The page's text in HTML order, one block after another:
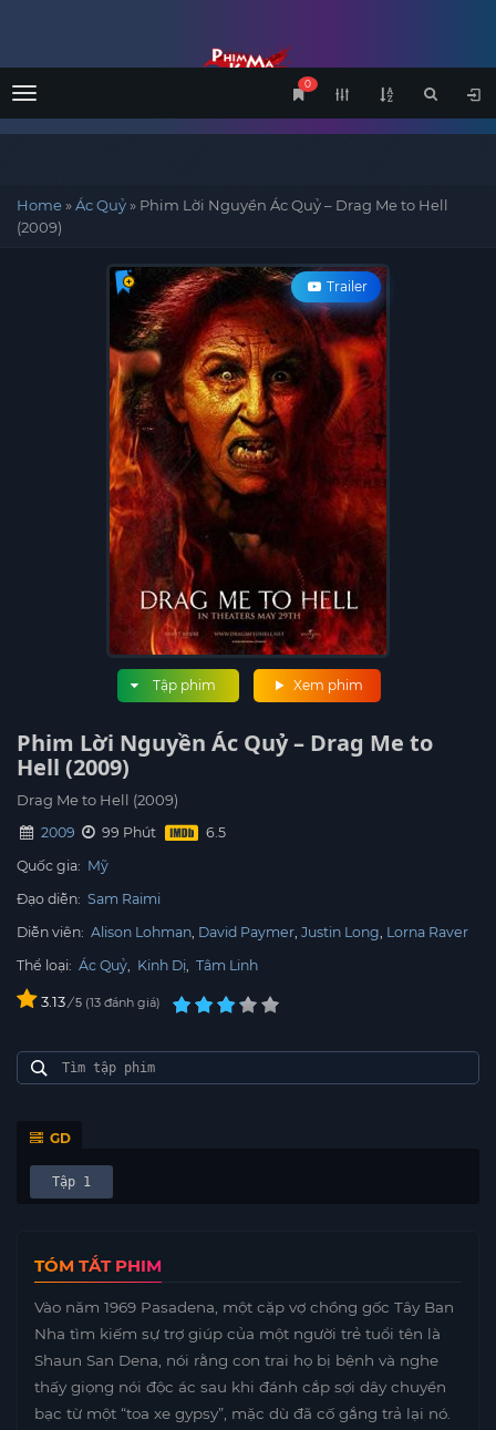
Menu
0
Home»Ác Quỷ» Phim Lời Nguyền Ác Quỷ – Drag Me to Hell
(2009)
Trailer
Xem phim
Tập phim
Phim Lời Nguyền Ác Quỷ – Drag Me to
Hell (2009)
Drag Me to Hell (2009)
2009
99 Phút
Quốc gia: Mỹ
Đạo diễn: Sam Raimi
Diễn viên: Alison Lohman David Paymer Justin Long Lorna Raver
Thể loại: Ác Quỷ, Kinh Dị, Tâm Linh
3.13/ 5 13 đánh giá
GD
Tập 1
TÓM TẮT PHIM
Vào năm 1969 Pasadena, một cặp vợ chồng gốc Tây Ban
Nha tìm kiếm sự trợ giúp của một người trẻ tuổi tên là
Shaun San Dena, nói rằng con trai họ bị bệnh và nghe
thấy giọng nói độc ác sau khi đánh cắp sợi dây chuyền
bạc từ một “toa xe gypsy”, mặc dù đã cố gắng trả lại nó.